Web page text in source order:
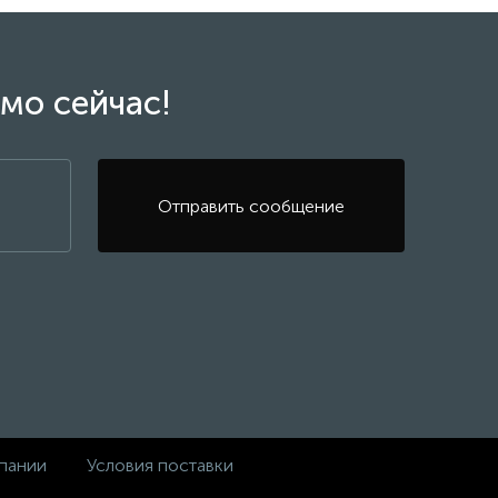
сейчас!
Отправить сообщение
Условия поставки